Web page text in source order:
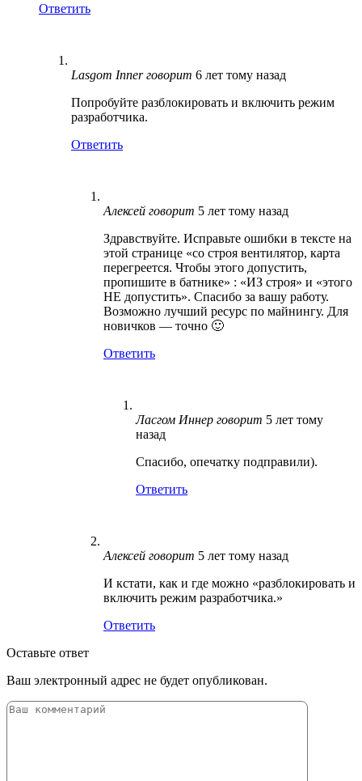
Ответить
Lasgom Innerговорит 6 лет тому назад
Попробуйте разблокировать и включить режим
разработчика.
Ответить
Алексей говорит 5 лет тому назад
Здравствуйте. Исправьте ошибки в тексте на
этой странице «со строя вентилятор, карта
перегреется. Чтобы этого допустить,
пропишите в батнике» : «ИЗ строя» и «этого
НЕ допустить». Спасибо за вашу работу.
Возможно лучший ресурс по майнингу. Для
новичков — точно 🙂
Ответить
Ласгом Иннер говорит 5 лет тому
назад
Спасибо, опечатку подправили).
Ответить
Алексей говорит 5 лет тому назад
И кстати, как и где можно «разблокировать и
включить режим разработчика.»
Ответить
Оставьте ответ
Ваш электронный адрес не будет опубликован.